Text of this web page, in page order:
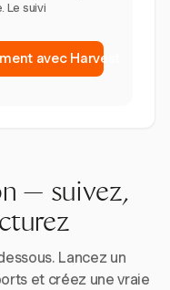
Le suivi
avec Harvest
— suivez,
Lancez un
et créez une vraie